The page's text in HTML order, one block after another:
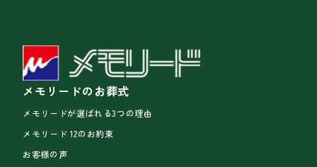
メモリードのお葬式
メモリードが選ばれる3つの理由
メモリード 12のお約束
お客様の声